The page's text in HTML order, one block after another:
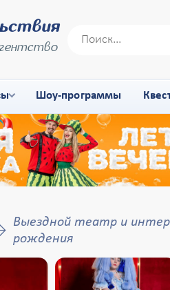
Шоу-программы
Выездной театр и
рождения